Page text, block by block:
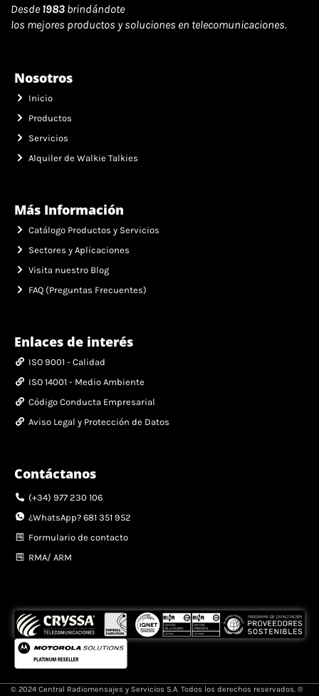
Desde 1983 brindándote
los mejores productos y soluciones en telecomunicaciones.
Nosotros
Inicio
Productos
Servicios
Alquiler de Walkie Talkies
Más Información
Catálogo Productos y Servicios
Sectores y Aplicaciones
Visita nuestro Blog
FAQ (Preguntas Frecuentes)
Enlaces de interés
ISO 9001 - Calidad
ISO 14001 - Medio Ambiente
Código Conducta Empresarial
Aviso Legal y Protección de Datos
Contáctanos
(+34) 977 230 106
¿WhatsApp? 681 351 952
Formulario de contacto
RMA/ ARM
© 2024 Central Radiomensajes y Servicios S.A. Todos los derechos reservados. ®